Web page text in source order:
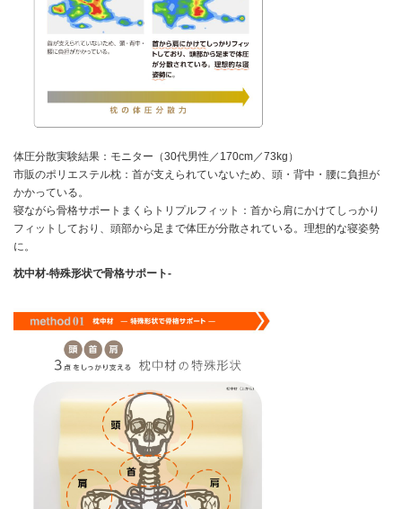
体圧分散実験結果：モニター（30代男性／170cm／73kg）
市販のポリエステル枕：首が支えられていないため、頭・背中・腰に負担が
かかっている。
寝ながら骨格サポートまくらトリプルフィット：首から肩にかけてしっかり
フィットしており、頭部から足まで体圧が分散されている。理想的な寝姿勢
に。
枕中材-特殊形状で骨格サポート-